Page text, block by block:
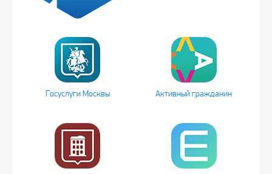
Госуслуги Москвы Активный гражданин